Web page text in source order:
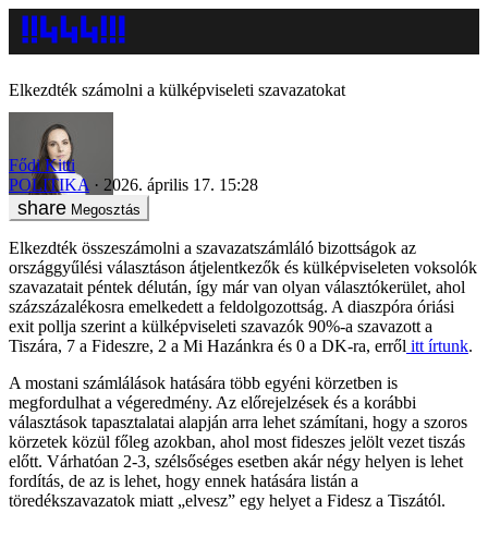
Elkezdték számolni a külképviseleti szavazatokat
Fődi Kitti
POLITIKA
2026. április 17. 15:28
Megosztás
Elkezdték összeszámolni a szavazatszámláló bizottságok az
országgyűlési választáson átjelentkezők és külképviseleten voksolók
szavazatait péntek délután, így már van olyan választókerület, ahol
százszázalékosra emelkedett a feldolgozottság. A diaszpóra óriási
exit pollja szerint a külképviseleti szavazók 90%-a szavazott a
Tiszára, 7 a Fideszre, 2 a Mi Hazánkra és 0 a DK-ra, erről itt írtunk.
A mostani számlálások hatására több egyéni körzetben is
megfordulhat a végeredmény. Az előrejelzések és a korábbi
választások tapasztalatai alapján arra lehet számítani, hogy a szoros
körzetek közül főleg azokban, ahol most fideszes jelölt vezet tiszás
előtt. Várhatóan 2-3, szélsőséges esetben akár négy helyen is lehet
fordítás, de az is lehet, hogy ennek hatására listán a
töredékszavazatok miatt „elvesz” egy helyet a Fidesz a Tiszától.